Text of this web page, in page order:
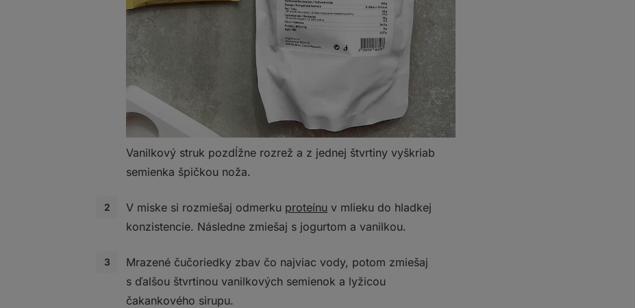
Vanilkový struk pozdĺžne rozrež a z jednej štvrtiny vyškriab
semienka špičkou noža.
V miske si rozmiešaj odmerku proteínu v mlieku do hladkej
konzistencie. Následne zmiešaj s jogurtom a vanilkou.
Mrazené čučoriedky zbav čo najviac vody, potom zmiešaj
s ďalšou štvrtinou vanilkových semienok a lyžicou
čakankového sirupu.